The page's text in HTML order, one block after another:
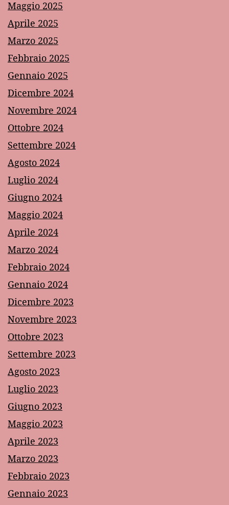
Maggio 2025
Aprile 2025
Marzo 2025
Febbraio 2025
Gennaio 2025
Dicembre 2024
Novembre 2024
Ottobre 2024
Settembre 2024
Agosto 2024
Luglio 2024
Giugno 2024
Maggio 2024
Aprile 2024
Marzo 2024
Febbraio 2024
Gennaio 2024
Dicembre 2023
Novembre 2023
Ottobre 2023
Settembre 2023
Agosto 2023
Luglio 2023
Giugno 2023
Maggio 2023
Aprile 2023
Marzo 2023
Febbraio 2023
Gennaio 2023